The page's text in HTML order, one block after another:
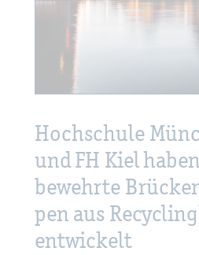
Hoch­schu­le
und FH Kiel
be­wehr­te
pen aus
ent­wi­ckelt